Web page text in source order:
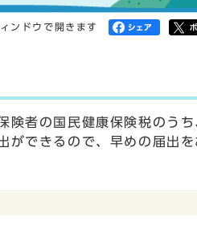
ンドウで開きます
者の国民健康保険税のうち
ができるので、早めの届出を